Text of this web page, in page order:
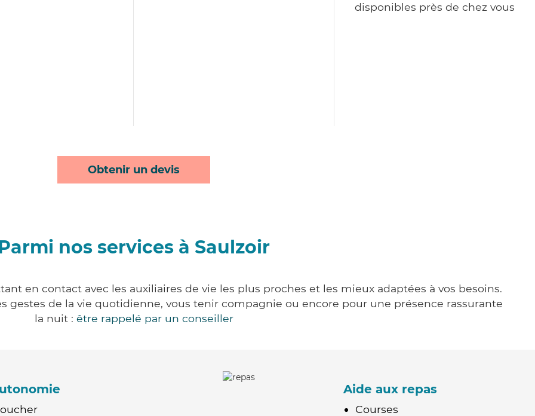
disponibles près de chez vous
Obtenir un devis
nos services à Saulzoir
en contact avec les auxiliaires de vie les plus proches et les mieux adaptées à vos besoins.
gestes de la vie quotidienne, vous tenir compagnie ou encore pour une présence rassurante
la nuit : être rappelé par un conseiller
Aide aux repas
Courses